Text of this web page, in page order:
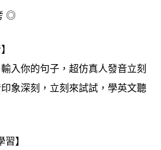
◎
入你的句子，超仿真人發音立刻
象深刻，立刻來試試，學英文聽
】